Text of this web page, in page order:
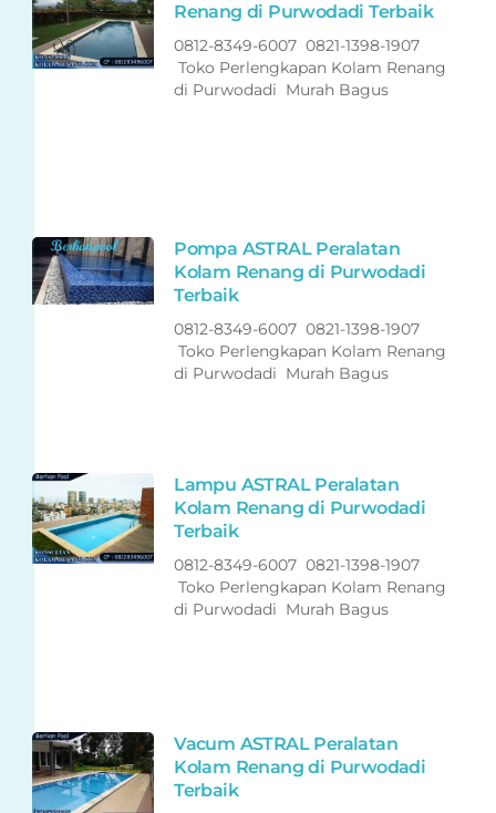
Renang di Purwodadi Terbaik
0812-8349-6007 0821-1398-1907
Toko Perlengkapan Kolam Renang
di Purwodadi Murah Bagus
Pompa ASTRAL Peralatan
Kolam Renang di Purwodadi
Terbaik
0812-8349-6007 0821-1398-1907
Toko Perlengkapan Kolam Renang
di Purwodadi Murah Bagus
Lampu ASTRAL Peralatan
Kolam Renang di Purwodadi
Terbaik
0812-8349-6007 0821-1398-1907
Toko Perlengkapan Kolam Renang
di Purwodadi Murah Bagus
Vacum ASTRAL Peralatan
Kolam Renang di Purwodadi
Terbaik